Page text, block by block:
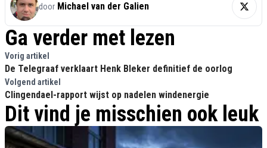
door Michael van der Galien
Ga verder met lezen
Vorig artikel
De Telegraaf verklaart Henk Bleker definitief de oorlog
Volgend artikel
Clingendael-rapport wijst op nadelen windenergie
Dit vind je misschien ook leuk